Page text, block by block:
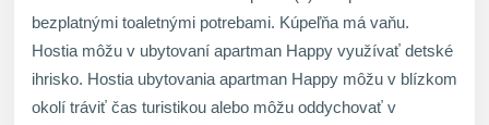
bezplatnými toaletnými potrebami. Kúpeľňa má vaňu.
Hostia môžu v ubytovaní apartman Happy využívať detské
ihrisko. Hostia ubytovania apartman Happy môžu v blízkom
okolí tráviť čas turistikou alebo môžu oddychovať v